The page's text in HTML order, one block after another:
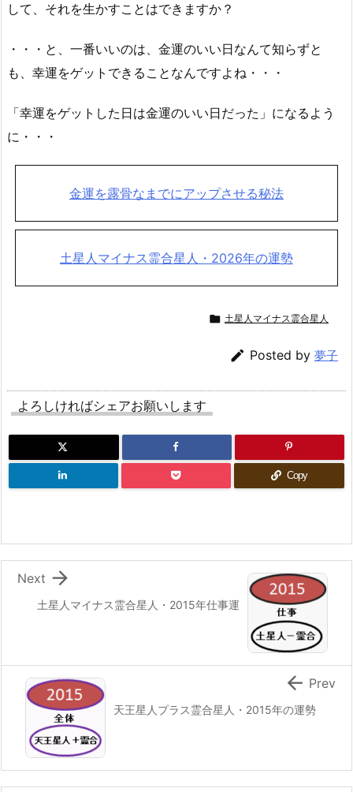
して、それを生かすことはできますか？
・・・と、一番いいのは、金運のいい日なんて知らずと
も、幸運をゲットできることなんですよね・・・
「幸運をゲットした日は金運のいい日だった」になるよう
に・・・
金運を露骨なまでにアップさせる秘法
土星人マイナス霊合星人・2026年の運勢
 土星人マイナス霊合星人
 Posted by 夢子
よろしければシェアお願いします
Copy
土星人マイナス霊合星人・2015年仕事運

Next
天王星人プラス霊合星人・2015年の運勢
 Prev